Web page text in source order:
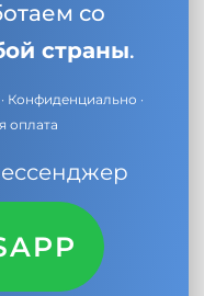
со
страны.
Конфиденциально ·
оплата